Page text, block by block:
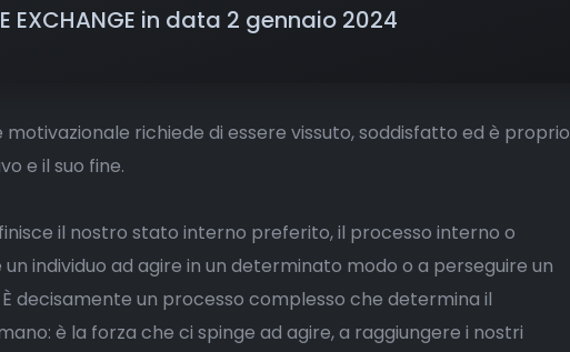
EXCHANGE in data 2 gennaio 2024
richiede di essere vissuto, soddisfatto ed è proprio
e il suo fine.
il nostro stato interno preferito, il processo interno o
individuo ad agire in un determinato modo o a perseguire un
decisamente un processo complesso che determina il
è la forza che ci spinge ad agire, a raggiungere i nostri